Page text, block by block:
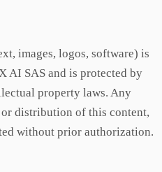
images, logos, software) is
AI SAS and is protected by
property laws. Any
distribution of this content,
without prior authorization.